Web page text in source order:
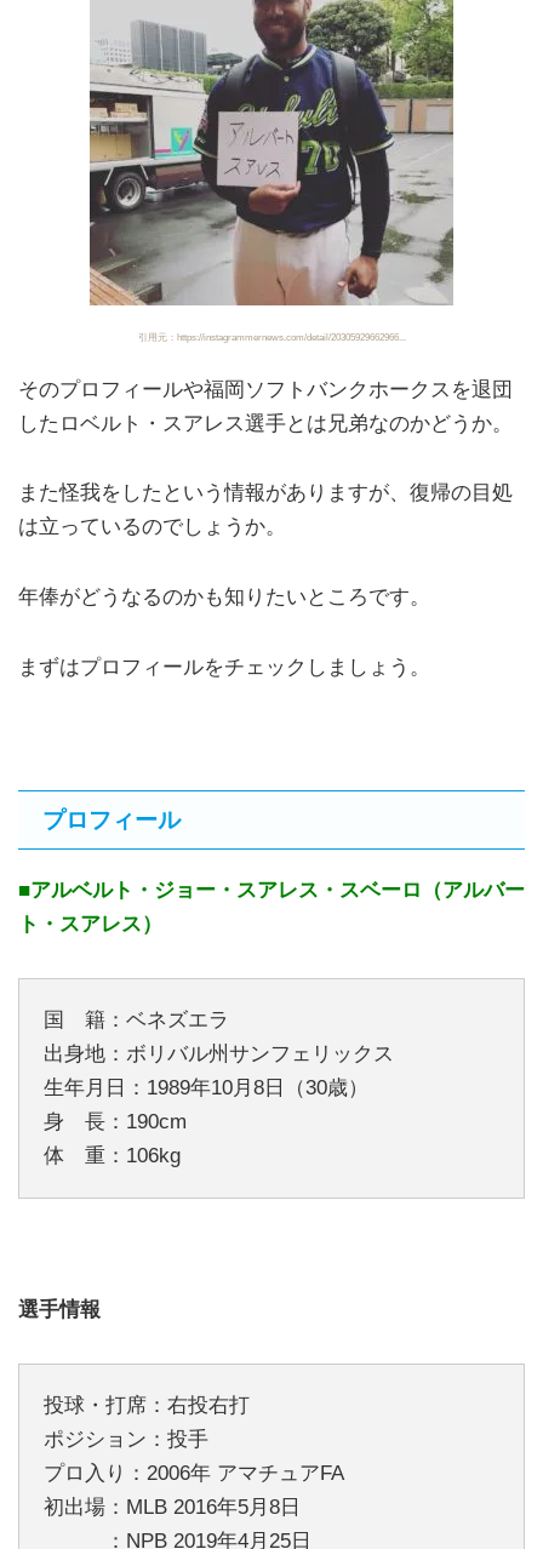
引用元：https://instagrammernews.com/detail/20305929662966...
そのプロフィールや福岡ソフトバンクホークスを退団
したロベルト・スアレス選手とは兄弟なのかどうか。
また怪我をしたという情報がありますが、復帰の目処
は立っているのでしょうか。
年俸がどうなるのかも知りたいところです。
まずはプロフィールをチェックしましょう。
プロフィール
■アルベルト・ジョー・スアレス・スベーロ（アルバー
ト・スアレス）
国 籍：ベネズエラ
出身地：ボリバル州サンフェリックス
生年月日：1989年10月8日（30歳）
身 長：190cm
体 重：106kg
選手情報
投球・打席：右投右打
ポジション：投手
プロ入り：2006年 アマチュアFA
初出場：MLB 2016年5月8日
：NPB 2019年4月25日